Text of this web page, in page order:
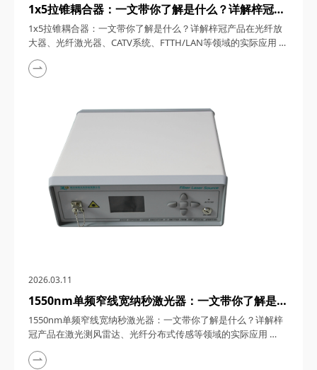
1x5拉锥耦合器：一文带你了解是什么？详解梓冠产
品在光纤放大器、光纤激光器、CATV系统、
FTTH/LAN等领域的实际应用
1x5拉锥耦合器：一文带你了解是什么？详解梓冠产品在光纤放
大器、光纤激光器、CATV系统、FTTH/LAN等领域的实际应用
1x5拉锥耦合器，在光纤通信与传感技术迅猛发展的今天，凭借
其独特的设计、卓越的性能以及广泛的应用场景，成为了光纤网
款产品的内在魅力。 一、1...
2026.03.11
1550nm单频窄线宽纳秒激光器：一文带你了解是什
么？详解梓冠产品在激光测风雷达、光纤分布式传感
等领域的实际应用
1550nm单频窄线宽纳秒激光器：一文带你了解是什么？详解梓
冠产品在激光测风雷达、光纤分布式传感等领域的实际应用
1550nm单频窄线宽纳秒激光器，在激光技术的浩瀚星空中，犹
如一颗璀璨的明星，以其独特的光学特性和广泛的应用领域，吸